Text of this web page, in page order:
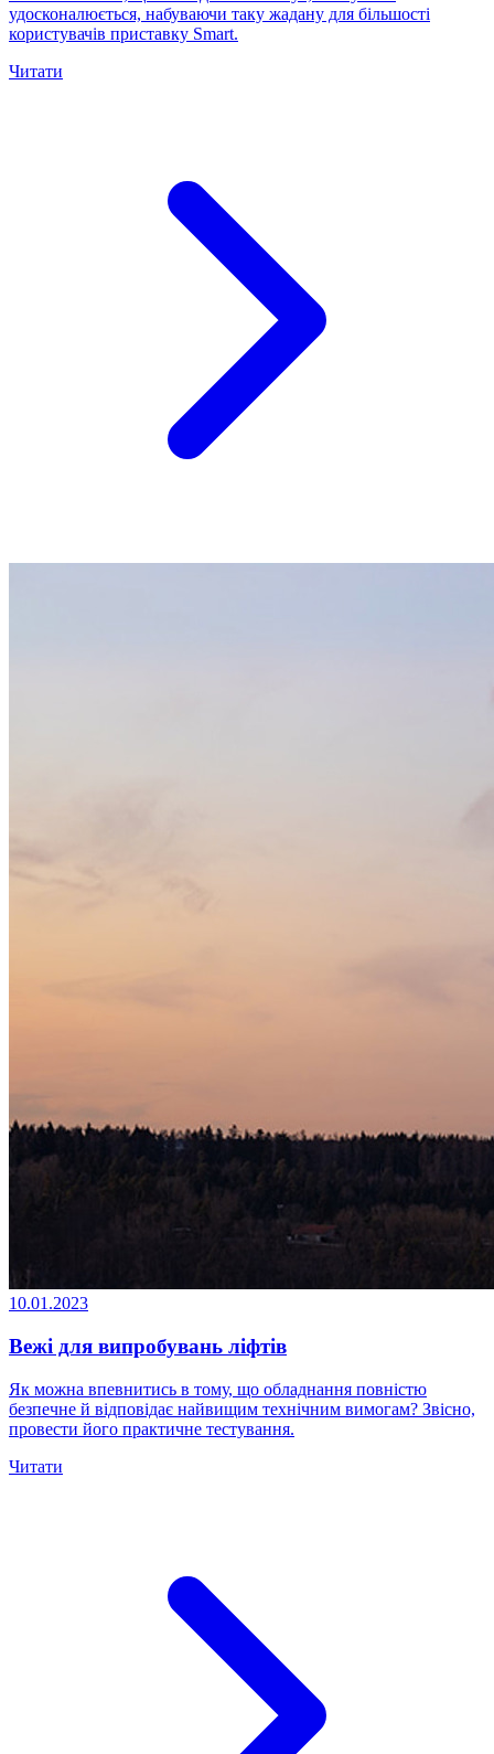
удосконалюється, набуваючи таку жадану для більшості
користувачів приставку Smart.
Читати
10.01.2023
Вежі для випробувань ліфтів
Як можна впевнитись в тому, що обладнання повністю
безпечне й відповідає найвищим технічним вимогам? Звісно,
провести його практичне тестування.
Читати